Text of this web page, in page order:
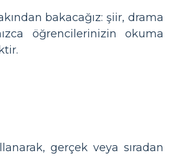
bakacağız: şiir, drama
öğrencilerinizin okuma
gerçek veya sıradan